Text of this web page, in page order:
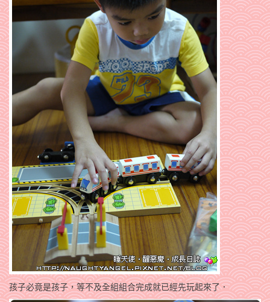
孩子必竟是孩子，等不及全組組合完成就已經先玩起來了．